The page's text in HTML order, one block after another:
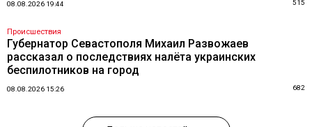
08.08.2026 19:44 515
Происшествия
Губернатор Севастополя Михаил Развожаев
рассказал о последствиях налёта украинских
беспилотников на город
08.08.2026 15:26 682